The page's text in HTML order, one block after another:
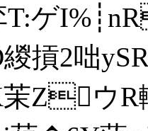
T:ゲ
摃2咄
ZウR